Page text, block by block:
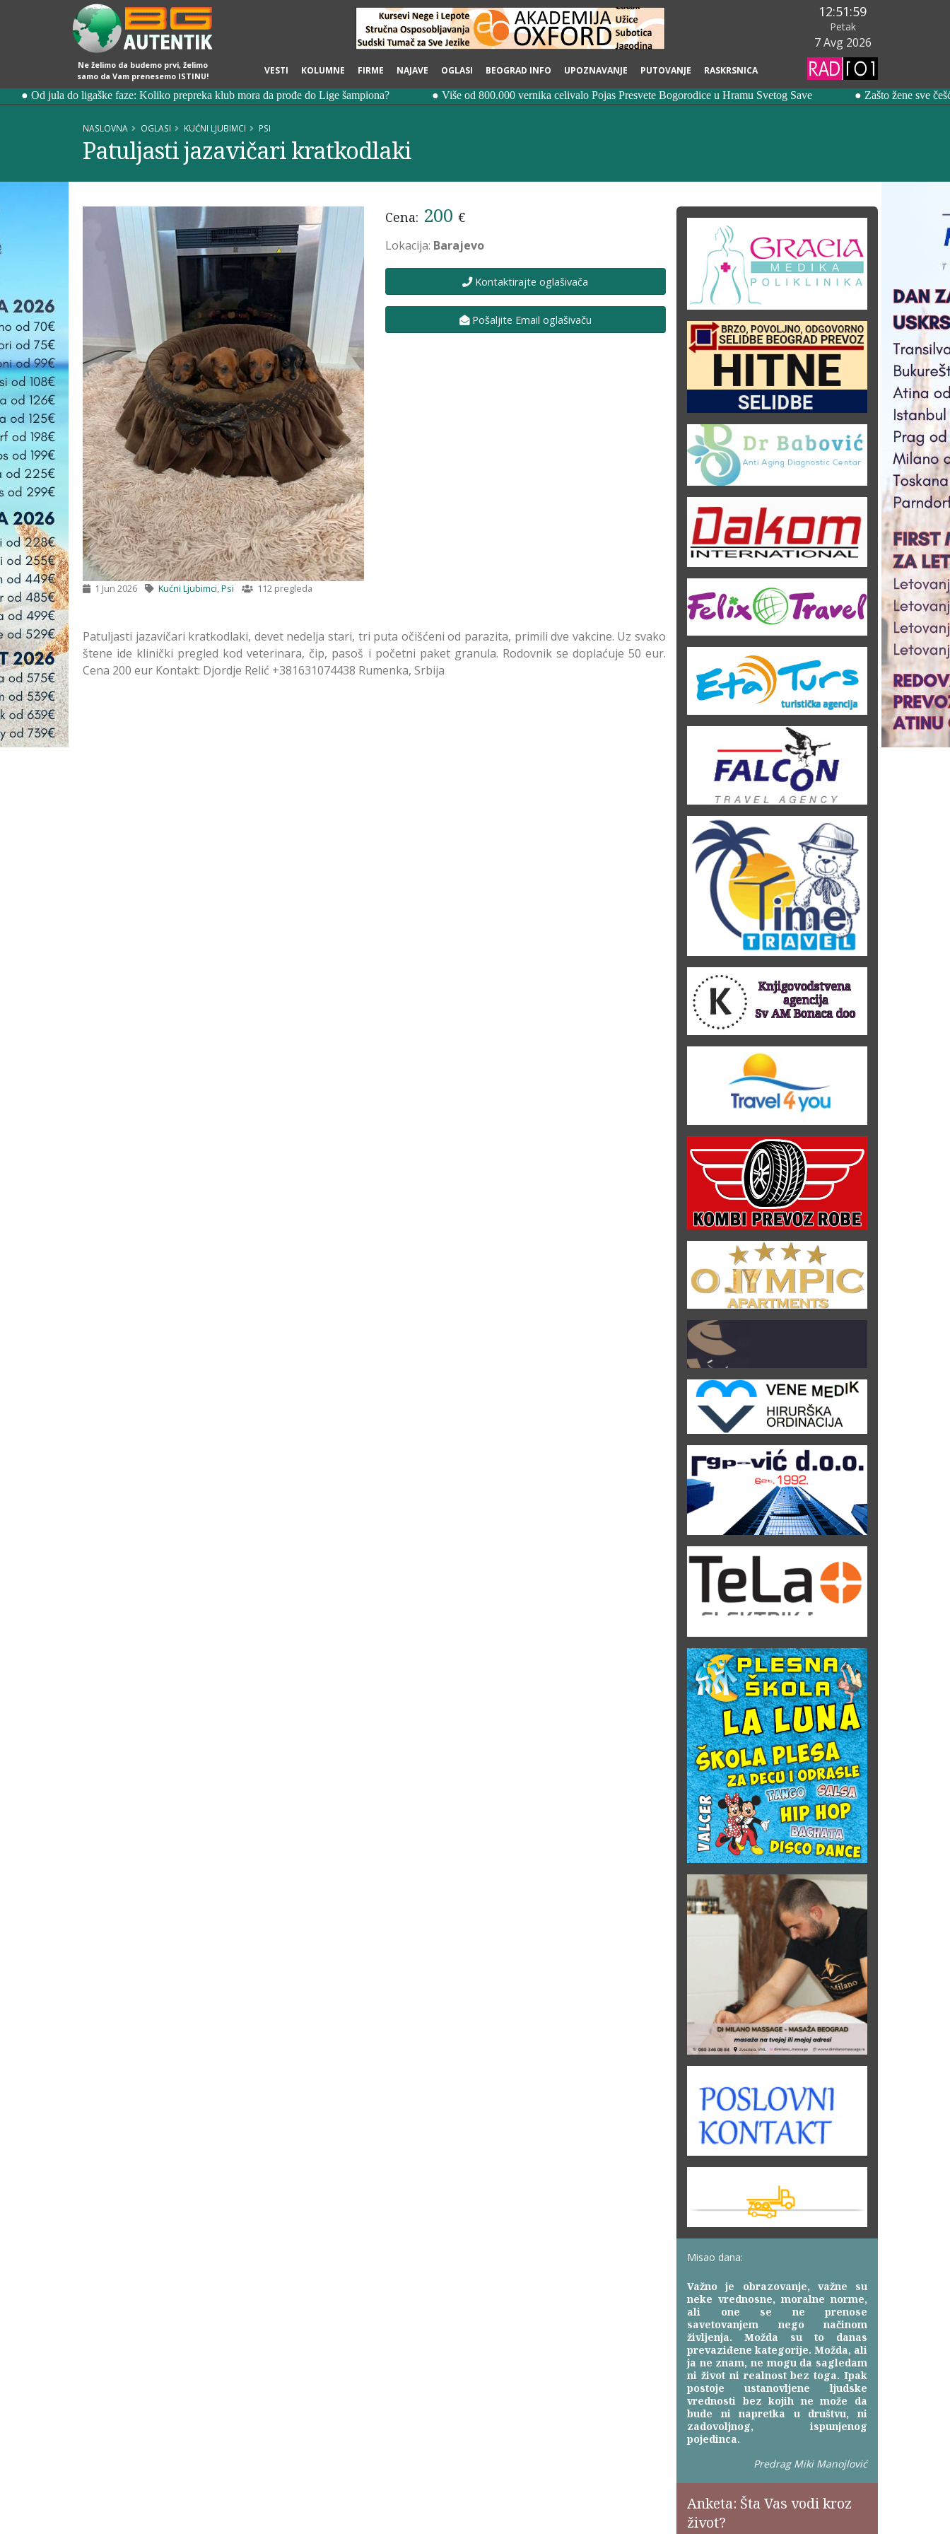
Ne želimo da budemo prvi, želimo
samo da Vam prenesemo ISTINU!
VESTI KOLUMNE FIRME NAJAVE OGLASI BEOGRAD INFO UPOZNAVANJE PUTOVANJE RASKRSNICA
12:52:01
Petak
7 Avg 2026
NASLOVNA OGLASI KUĆNI LJUBIMCI PSI
Patuljasti jazavičari kratkodlaki
1 Jun 2026 Kućni Ljubimci,Psi 112 pregleda
Cena: 200 €
Lokacija: Barajevo
Kontaktirajte oglašivača
Pošaljite Email oglašivaču
Patuljasti jazavičari kratkodlaki, devet nedelja stari, tri puta očišćeni od parazita, primili dve vakcine. Uz svako
štene ide klinički pregled kod veterinara, čip, pasoš i početni paket granula. Rodovnik se doplaćuje 50 eur.
Cena 200 eur Kontakt: Djordje Relić +381631074438 Rumenka, Srbija
Misao dana:
Važno je obrazovanje, važne su
neke vrednosne, moralne norme,
ali one se ne prenose
savetovanjem nego načinom
življenja. Možda su to danas
prevaziđene kategorije. Možda, ali
ja ne znam, ne mogu da sagledam
ni život ni realnost bez toga. Ipak
postoje ustanovljene ljudske
vrednosti bez kojih ne može da
bude ni napretka u društvu, ni
zadovoljnog, ispunjenog
pojedinca.
Predrag Miki Manojlović
Anketa: Šta Vas vodi kroz
život?